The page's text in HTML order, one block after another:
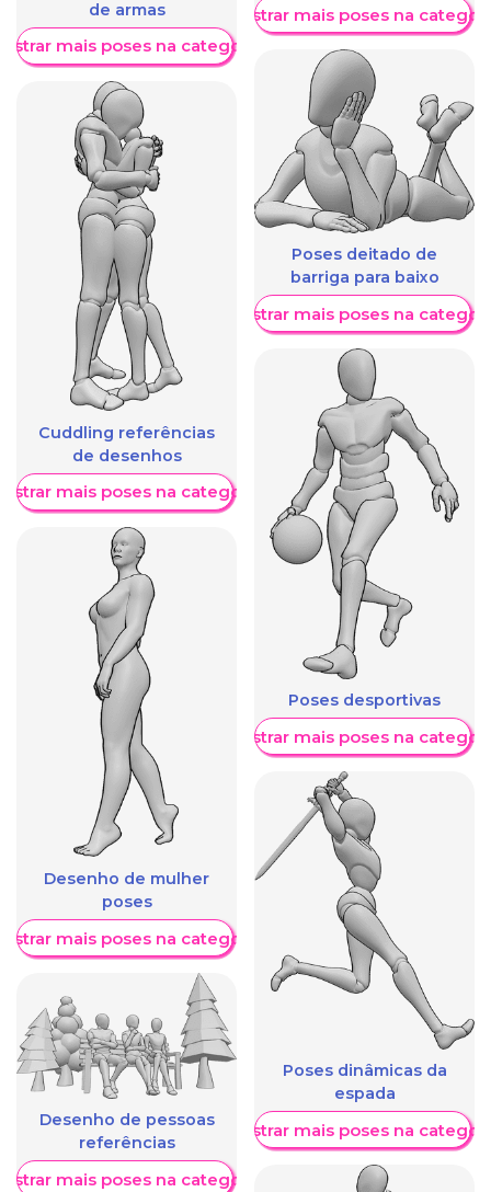
de armas
mais poses na categoria
Cuddling referências
de desenhos
mais poses na categoria
Desenho de mulher
poses
mais poses na categoria
Desenho de pessoas
referências
mais poses na categoria
Mostrar mais poses na
Poses deitado de
barriga para baixo
Mostrar mais poses na
Poses desportivas
Mostrar mais poses na
Poses dinâmicas da
espada
Mostrar mais poses na